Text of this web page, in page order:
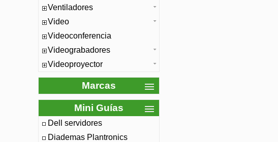
Ventiladores
Video
Videoconferencia
Videograbadores
Videoproyector
Marcas
Mini Guías
Dell servidores
Diademas Plantronics